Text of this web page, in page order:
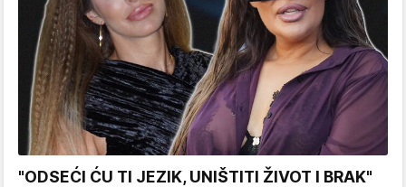
"ODSEĆI ĆU TI JEZIK, UNIŠTITI ŽIVOT I BRAK"